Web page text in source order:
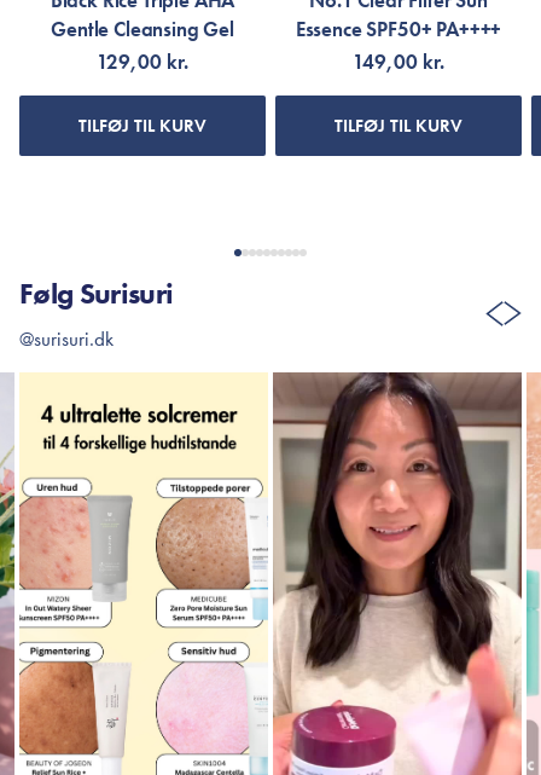
Gentle Cleansing Gel
129,00 kr.
TILFØJ TIL KURV
Essence SPF50+ PA++++
149,00 kr.
TILFØJ TIL KURV
Følg Surisuri
@surisuri.dk